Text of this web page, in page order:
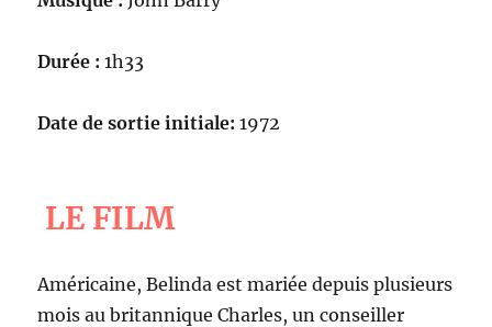
Durée : 1h33
Date de sortie initiale: 1972
LE FILM
Américaine, Belinda est mariée depuis plusieurs
mois au britannique Charles, un conseiller